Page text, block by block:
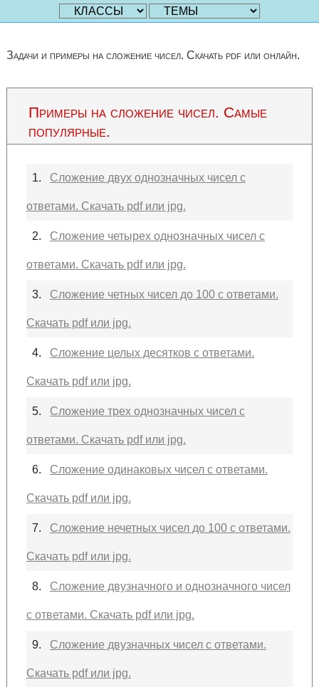
Задачи и примеры на сложение чисел. Скачать pdf или онлайн.
Примеры на сложение чисел. Самые
популярные.
1. Сложение двух однозначных чисел с
ответами. Скачать pdf или jpg.
2. Сложение четырех однозначных чисел с
ответами. Скачать pdf или jpg.
3. Сложение четных чисел до 100 с ответами.
Скачать pdf или jpg.
4. Сложение целых десятков с ответами.
Скачать pdf или jpg.
5. Сложение трех однозначных чисел с
ответами. Скачать pdf или jpg.
6. Сложение одинаковых чисел с ответами.
Скачать pdf или jpg.
7. Сложение нечетных чисел до 100 с ответами.
Скачать pdf или jpg.
8. Сложение двузначного и однозначного чисел
с ответами. Скачать pdf или jpg.
9. Сложение двузначных чисел с ответами.
Скачать pdf или jpg.